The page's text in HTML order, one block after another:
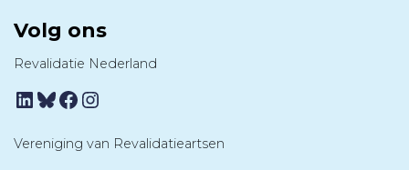
Volg ons
Revalidatie Nederland
LinkedIn
Bluesky
Facebook
Instagram
Vereniging van Revalidatieartsen